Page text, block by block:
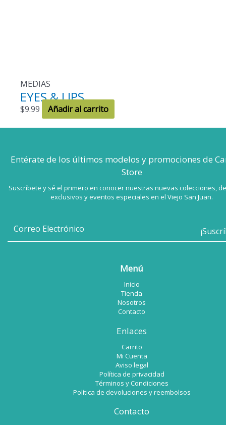
MEDIAS
EYES & LIPS
$9.99 Añadir al carrito
Entérate de los últimos modelos y promociones de
Store
Suscríbete y sé el primero en conocer nuestras nuevas colecciones,
exclusivos y eventos especiales en el Viejo San Juan.
Menú
Inicio
Tienda
Nosotros
Contacto
Enlaces
Carrito
Mi Cuenta
Aviso legal
Política de privacidad
Términos y Condiciones
Política de devoluciones y reembolsos
Contacto